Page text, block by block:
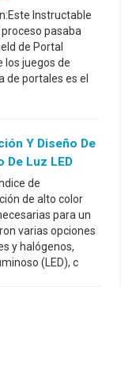
Instructable
pasaba
de Portal
los juegos de
de portales es el
Y Diseño De
De Luz LED
de
de alto color
para un
varias opciones
y halógenos,
(LED), c